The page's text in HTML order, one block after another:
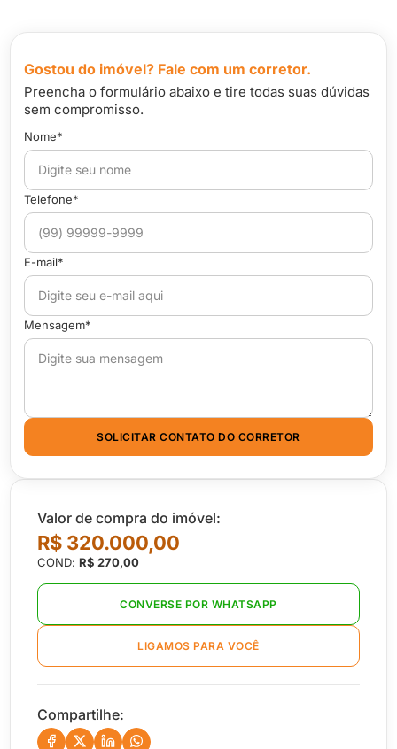
Gostou do imóvel? Fale com um corretor.
Preencha o formulário abaixo e tire todas suas dúvidas
sem compromisso.
Nome*
Telefone*
E-mail*
Mensagem*
SOLICITAR CONTATO DO CORRETOR
Valor de compra do imóvel:
R$ 320.000,00
COND:R$ 270,00
CONVERSE POR WHATSAPP
LIGAMOS PARA VOCÊ
Compartilhe: